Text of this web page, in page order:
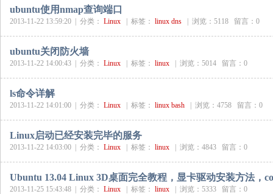
ubuntu使用nmap查询端口
2013-11-22 13:59:20 | 分类： Linux 标签： linux dns 浏览：5118 留言：0
ubuntu关闭防火墙
2013-11-22 14:00:43 | 分类： Linux 标签： linux 浏览：5014 留言：0
ls命令详解
2013-11-22 14:01:00 | 分类： Linux 标签： linux bash 浏览：4758 留言：0
Linux启动已经安装完毕的服务
2013-11-22 14:03:00 | 分类： Linux 标签： linux 浏览：4843 留言：0
Ubuntu 13.04 Linux 3D桌面完全教程，显卡驱动安装方法，
2013-11-25 15:43:48 | 分类： Linux 标签： linux 浏览：5333 留言：0